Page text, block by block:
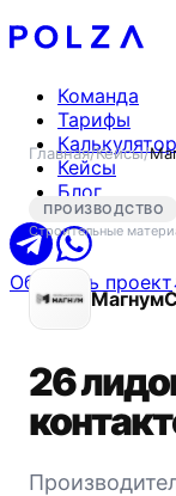
Команда
Тарифы
Калькулятор
Кейсы
Блог
Обсудить проект
Главная/Кейсы/
ПРОИЗВОДСТВО
Строительные
26